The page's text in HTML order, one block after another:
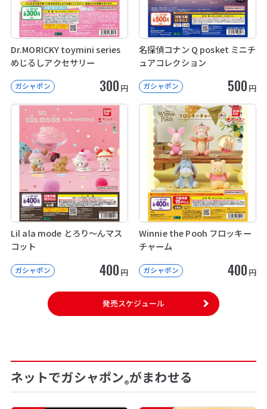
Dr.MORICKY toymini series
めじるしアクセサリー
ガシャポン 300 円
名探偵コナン Q posket ミニチ
ュアコレクション
ガシャポン 500 円
Lil ala mode とろり～んマス
コット
ガシャポン 400 円
Winnie the Pooh フロッキー
チャーム
ガシャポン 400 円
発売スケジュール
ネットでガシャポン®がまわせる